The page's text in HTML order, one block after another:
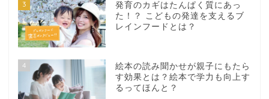
3
発育のカギはたんぱく質にあっ
た！？ こどもの発達を支えるブ
レインフードとは？
4
絵本の読み聞かせが親子にもたら
す効果とは？絵本で学力も向上す
るってほんと？